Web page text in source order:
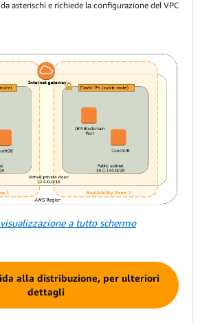
asterischi e richiede la configurazione del VPC
visualizzazione a tutto schermo
alla distribuzione, per ulteriori
dettagli